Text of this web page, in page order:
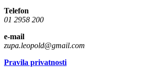
Telefon
01 2958 200
e-mail
zupa.leopold@gmail.com
Pravila privatnosti